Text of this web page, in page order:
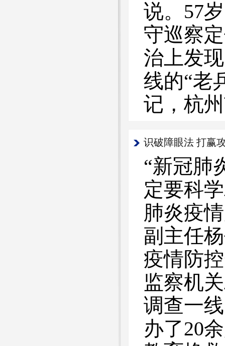
说。57
守巡察
治上发
线的“老
记，杭
识破障眼法 打赢
“新冠肺
定要科
肺炎疫
副主任
疫情防
监察机
调查一
办了20